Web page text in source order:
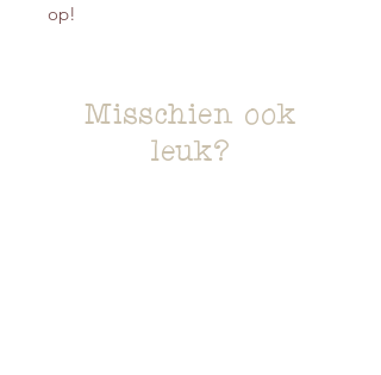
op!
Misschien ook
leuk?